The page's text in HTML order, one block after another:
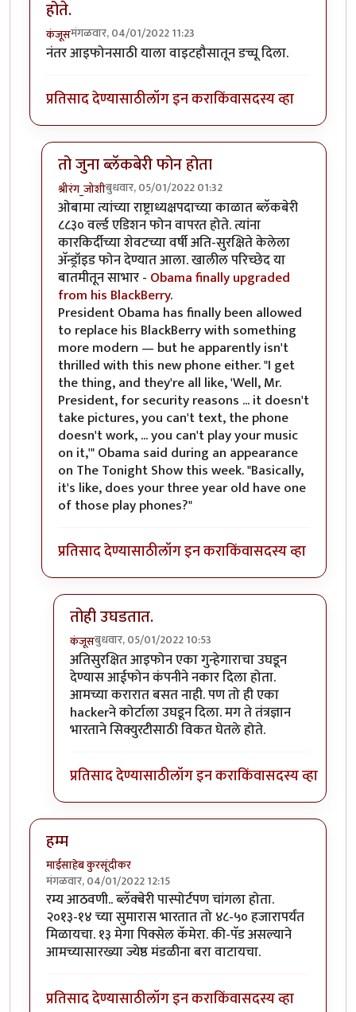
होते.
कंजूसमंगळवार, 04/01/2022 11:23
नंतर आइफोनसाठी याला वाइटहौसातून डच्चू दिला.
प्रतिसाद देण्यासाठीलॉग इन कराकिंवासदस्य व्हा
तो जुना ब्लॅकबेरी फोन होता
श्रीरंग_जोशीबुधवार, 05/01/2022 01:32
In reply toUsA मध्ये वाईट हाऊस हाच वापरत होते.
ओबामा त्यांच्या राष्ट्राध्यक्षपदाच्या काळात ब्लॅकबेरी
८८३० वर्ल्ड एडिशन फोन वापरत होते. त्यांना
कारकिर्दीच्या शेवटच्या वर्षी अति-सुरक्षिते केलेला
अ‍ॅन्ड्रॉइड फोन देण्यात आला. खालील परिच्छेद या
बातमीतून साभार - Obama finally upgraded
from his BlackBerry.
President Obama has finally been allowed
to replace his BlackBerry with something
more modern — but he apparently isn't
thrilled with this new phone either. "I get
the thing, and they're all like, 'Well, Mr.
President, for security reasons ... it doesn't
take pictures, you can't text, the phone
doesn't work, ... you can't play your music
on it,'" Obama said during an appearance
on The Tonight Show this week. "Basically,
it's like, does your three year old have one
of those play phones?"
प्रतिसाद देण्यासाठीलॉग इन कराकिंवासदस्य व्हा
तोही उघडतात.
कंजूसबुधवार, 05/01/2022 10:53
In reply toतो जुना ब्लॅकबेरी फोन होताbyश्रीरंग_जोशी
अतिसुरक्षित आइफोन एका गुन्हेगाराचा उघडून
देण्यास आईफोन कंपनीने नकार दिला होता.
आमच्या करारात बसत नाही. पण तो ही एका
hackerने कोर्टाला उघडून दिला. मग ते तंत्रज्ञान
भारताने सिक्युरटीसाठी विकत घेतले होते.
प्रतिसाद देण्यासाठीलॉग इन कराकिंवासदस्य व्हा
हम्म
माईसाहेब कुरसूंदीकर
मंगळवार, 04/01/2022 12:15
रम्य आठवणी.. ब्लॅक्बेरी पास्पोर्टपण चांगला होता.
२०१३-१४ च्या सुमारास भारतात तो ४८-५० हजारापर्यंत
मिळायचा. १३ मेगा पिक्सेल कॅमेरा. की-पॅड असल्याने
आमच्यासारख्या ज्येष्ठ मंडळीना बरा वाटायचा.
प्रतिसाद देण्यासाठीलॉग इन कराकिंवासदस्य व्हा